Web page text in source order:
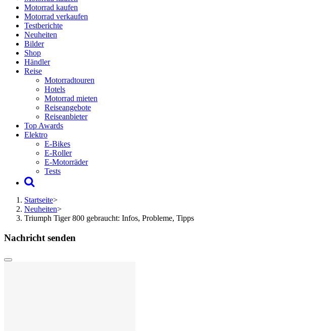
Motorrad kaufen
Motorrad verkaufen
Testberichte
Neuheiten
Bilder
Shop
Händler
Reise
Motorradtouren
Hotels
Motorrad mieten
Reiseangebote
Reiseanbieter
Top Awards
Elektro
E-Bikes
E-Roller
E-Motorräder
Tests
Startseite>
Neuheiten>
Triumph Tiger 800 gebraucht: Infos, Probleme, Tipps
Nachricht senden